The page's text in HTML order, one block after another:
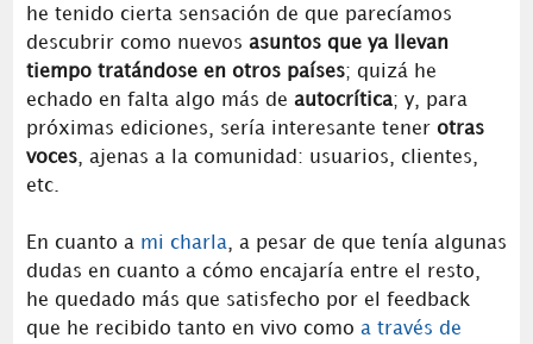
he tenido cierta sensación de que parecíamos
descubrir como nuevos asuntos que ya llevan
tiempo tratándose en otros países; quizá he
echado en falta algo más de autocrítica; y, para
próximas ediciones, sería interesante tener otras
voces, ajenas a la comunidad: usuarios, clientes,
etc.
En cuanto a mi charla, a pesar de que tenía algunas
dudas en cuanto a cómo encajaría entre el resto,
he quedado más que satisfecho por el feedback
que he recibido tanto en vivo como a través de